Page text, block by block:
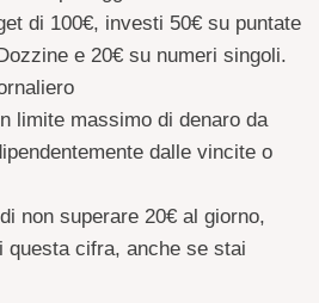
di 100€, investi 50€ su puntate
e 20€ su numeri singoli.
limite massimo di denaro da
dalle vincite o
non superare 20€ al giorno,
questa cifra, anche se stai